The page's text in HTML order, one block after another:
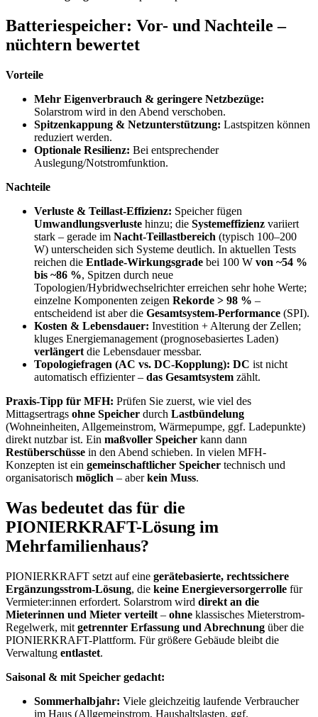
Batteriespeicher: Vor- und Nachteile –
nüchtern bewertet
Vorteile
Mehr Eigenverbrauch & geringere Netzbezüge:
Solarstrom wird in den Abend verschoben.
Spitzenkappung & Netzunterstützung: Lastspitzen können
reduziert werden.
Optionale Resilienz: Bei entsprechender
Auslegung/Notstromfunktion.
Nachteile
Verluste & Teillast-Effizienz: Speicher fügen
Umwandlungsverluste hinzu; die Systemeffizienz variiert
stark – gerade im Nacht-Teillastbereich (typisch 100–200
W) unterscheiden sich Systeme deutlich. In aktuellen Tests
reichen die Entlade-Wirkungsgrade bei 100 W von ~54 %
bis ~86 %, Spitzen durch neue
Topologien/Hybridwechselrichter erreichen sehr hohe Werte;
einzelne Komponenten zeigen Rekorde > 98 % –
entscheidend ist aber die Gesamtsystem-Performance (SPI).
Kosten & Lebensdauer: Investition + Alterung der Zellen;
kluges Energiemanagement (prognosebasiertes Laden)
verlängert die Lebensdauer messbar.
Topologiefragen (AC vs. DC-Kopplung): DC ist nicht
automatisch effizienter – das Gesamtsystem zählt.
Praxis-Tipp für MFH: Prüfen Sie zuerst, wie viel des
Mittagsertrags ohne Speicher durch Lastbündelung
(Wohneinheiten, Allgemeinstrom, Wärmepumpe, ggf. Ladepunkte)
direkt nutzbar ist. Ein maßvoller Speicher kann dann
Restüberschüsse in den Abend schieben. In vielen MFH-
Konzepten ist ein gemeinschaftlicher Speicher technisch und
organisatorisch möglich – aberkein Muss.
Was bedeutet das für die
PIONIERKRAFT-Lösung im
Mehrfamilienhaus?
PIONIERKRAFT setzt auf eine gerätebasierte, rechtssichere
Ergänzungsstrom-Lösung, die keine Energieversorgerrolle für
Vermieter:innen erfordert. Solarstrom wird direkt an die
Mieterinnen und Mieter verteilt – ohne klassisches Mieterstrom-
Regelwerk, mit getrennter Erfassung und Abrechnung über die
PIONIERKRAFT-Plattform. Für größere Gebäude bleibt die
Verwaltung entlastet.
Saisonal & mit Speicher gedacht:
Sommerhalbjahr: Viele gleichzeitig laufende Verbraucher
im Haus (Allgemeinstrom, Haushaltslasten, ggf.